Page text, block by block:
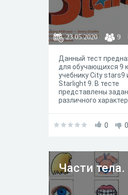
23.05.2020 9
Данный тест
для обучающихся 9
учебнику City stars9
Starlight 9. В тесте
представлены
различного
5 Reading Task . По
тетради.
0 0
Части тела.